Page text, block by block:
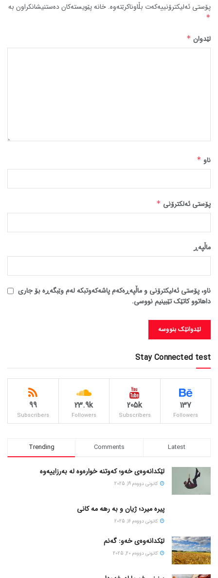
پۆستی ئەلیکترۆنییەکەت بڵاوناکرێتەوە. خانە پێویستەکان دەستنیشانکراون بە
*
لێدوان *
ناو *
پۆستی ئەلکترۆنی *
ماڵپه‌ڕ
ناو، پۆستی ئەلیکترۆنی و ماڵپەڕەکەم پاشەکەوتبکە لەم وێبگەڕە بۆ جاری
داهاتوو کاتێک تێبینیم نووسی.
Stay Connected test
137
Followers
205k
Subscribers
23.9k
Followers
99
Subscribers
Trending Comments Latest
لێکدانەوەی خەو؛ کەوتنە خوارەوە لە بەرزاییەوە
كانونی دووه‌م 19, 2025
پیره میرد؛ ژیان و به رهه مه کانی
كانونی دووه‌م 16, 2025
لێکدانەوەی خەو: گەنم
كانونی دووه‌م 20, 2025